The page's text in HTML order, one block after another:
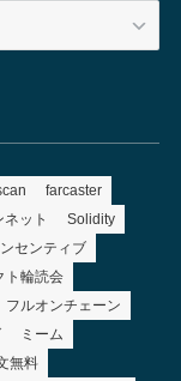
farcaster
ット
Solidity
センティブ
ト輪読会
フルオンチェーン
ミーム
無料